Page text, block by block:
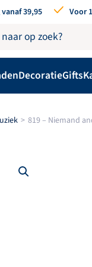
39,95 Voor
DecoratieGifts
819 – Niemand